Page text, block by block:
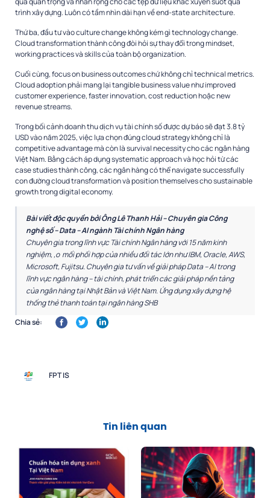
trình xây dựng. Luôn có tầm nhìn dài hạn về end-state architecture.
Thứ ba, đầu tư vào culture change không kém gì technology change.
Cloud transformation thành công đòi hỏi sự thay đổi trong mindset,
working practices và skills của toàn bộ organization.
Cuối cùng, focus on business outcomes chứ không chỉ technical metrics.
Cloud adoption phải mang lại tangible business value như improved
customer experience, faster innovation, cost reduction hoặc new
revenue streams.
Trong bối cảnh doanh thu dịch vụ tài chính số được dự báo sẽ đạt 3.8 tỷ
USD vào năm 2025, việc lựa chọn đúng cloud strategy không chỉ là
competitive advantage mà còn là survival necessity cho các ngân hàng
Việt Nam. Bằng cách áp dụng systematic approach và học hỏi từ các
case studies thành công, các ngân hàng có thể navigate successfully
con đường cloud transformation và position themselves cho sustainable
growth trong digital economy.
Bài viết độc quyền bởi ÔngLê Thanh Hải –Chuyên gia Công
nghệ số – Data – AI ngành Tài chính Ngân hàng
Chuyên gia trong lĩnh vực Tài chính Ngân hàng với 15 năm kinh
nghiệm, ,o mối phối hợp của nhiều đối tác lớn như IBM, Oracle, AWS,
Microsoft, Fujitsu. Chuyên gia tư vấn về giải pháp Data – AI trong
lĩnh vực ngân hàng – tài chính, phát triển các giải pháp nền tảng
của ngân hàng tại Nhật Bản và Việt Nam. Ứng dụng xây dựng hệ
thống thẻ thanh toán tại ngân hàng SHB
Chia sẻ:
FPT IS
Tin liên quan